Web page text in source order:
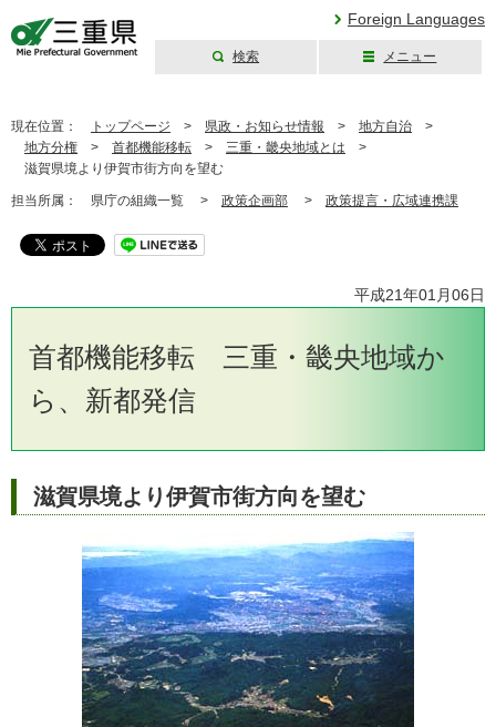
Foreign Languages
検索 メニュー
現在位置： トップページ > 県政・お知らせ情報 > 地方自治 >
地方分権 > 首都機能移転 > 三重・畿央地域とは >
滋賀県境より伊賀市街方向を望む
担当所属： 県庁の組織一覧 > 政策企画部 > 政策提言・広域連携課
平成21年01月06日
首都機能移転 三重・畿央地域か
ら、新都発信
滋賀県境より伊賀市街方向を望む